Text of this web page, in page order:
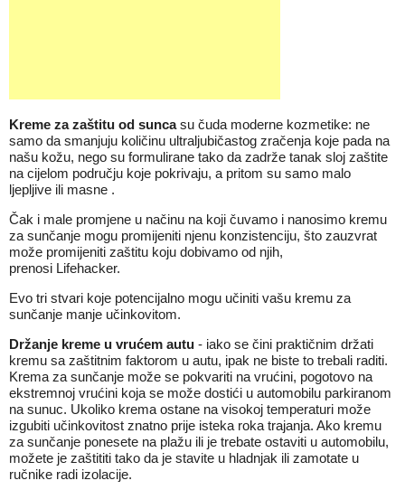
Kreme za zaštitu od suncasu čuda moderne kozmetike: ne
samo da smanjuju količinu ultraljubičastog zračenja koje pada na
našu kožu, nego su formulirane tako da zadrže tanak sloj zaštite
na cijelom području koje pokrivaju, a pritom su samo malo
ljepljive ili masne .
Čak i male promjene u načinu na koji čuvamo i nanosimo kremu
za sunčanje mogu promijeniti njenu konzistenciju, što zauzvrat
može promijeniti zaštitu koju dobivamo od njih,
prenosi Lifehacker.
Evo tri stvari koje potencijalno mogu učiniti vašu kremu za
sunčanje manje učinkovitom.
Držanje kreme u vrućem autu - iako se čini praktičnim držati
kremu sa zaštitnim faktorom u autu, ipak ne biste to trebali raditi.
Krema za sunčanje može se pokvariti na vrućini, pogotovo na
ekstremnoj vrućini koja se može dostići u automobilu parkiranom
na sunuc. Ukoliko krema ostane na visokoj temperaturi može
izgubiti učinkovitost znatno prije isteka roka trajanja. Ako kremu
za sunčanje ponesete na plažu ili je trebate ostaviti u automobilu,
možete je zaštititi tako da je stavite u hladnjak ili zamotate u
ručnike radi izolacije.